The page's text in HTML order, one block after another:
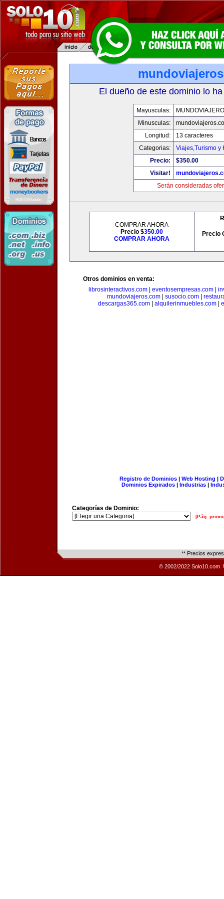
El dueño de este dominio lo
Mayusculas:
Minusculas:
Longitud:
13 caracteres
Categorias:
Viajes,Turismo y
Precio:
$350.00
Visitar!
Serán consideradas
COMPRAR AHORA
Precio $350.00
COMPRAR AHORA
Precio
Otros dominios en venta:
librosinteractivos.com| eventosempresas.com|
mundoviajeros.com| susocio.com|
descargas365.com| alquilerinmuebles.com|
Registro de Dominios| Web Hosting |
Dominios Expirados | Industrias |
Categorías de Dominio:
[Pág.
** Precios
© 2002/2022 Solo10.com